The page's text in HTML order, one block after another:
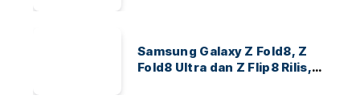
Samsung Galaxy Z Fold8, Z
Fold8 Ultra dan Z Flip8 Rilis,